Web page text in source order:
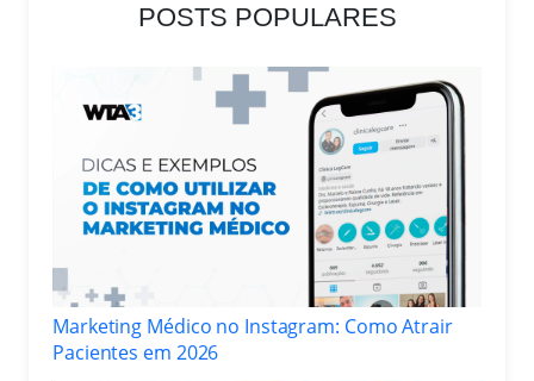
POSTS POPULARES
Marketing Médico no Instagram: Como Atrair
Pacientes em 2026